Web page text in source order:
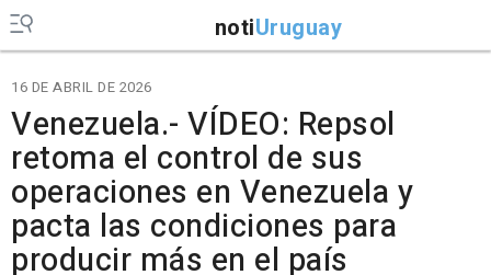
notiUruguay
16 DE ABRIL DE 2026
Venezuela.- VÍDEO: Repsol
retoma el control de sus
operaciones en Venezuela y
pacta las condiciones para
producir más en el país